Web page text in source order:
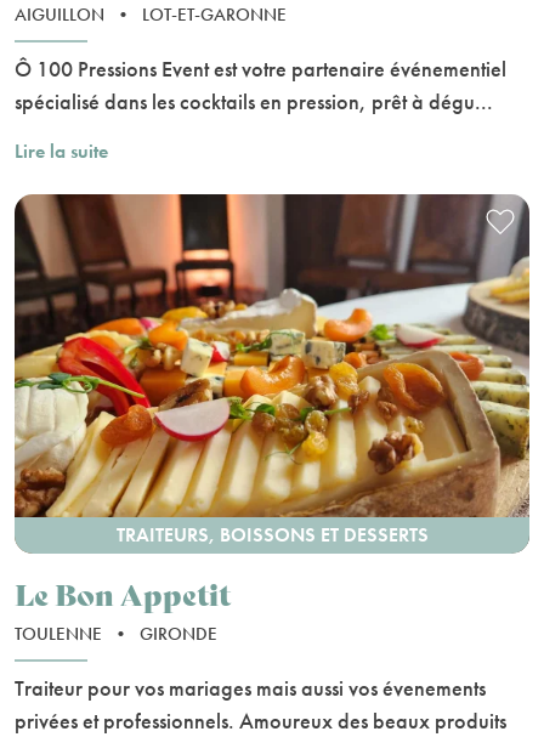
AIGUILLON • LOT-ET-GARONNE
Ô 100 Pressions Event est votre partenaire événementiel
spécialisé dans les cocktails en pression, prêt à dégu...
Lire la suite
TRAITEURS, BOISSONS ET DESSERTS
Le Bon Appetit
TOULENNE • GIRONDE
Traiteur pour vos mariages mais aussi vos évenements
privées et professionnels. Amoureux des beaux produits